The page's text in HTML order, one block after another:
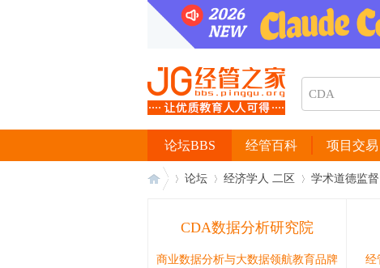
经管百科 项目交易
论坛BBS
论坛 经济学人 二区 学术道德监督
CDA数据分析研究院
商业数据分析与大数据领航教育品牌 经